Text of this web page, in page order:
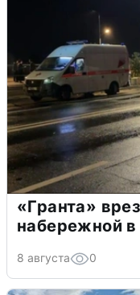
«Гранта»
набережной
8 августа 0